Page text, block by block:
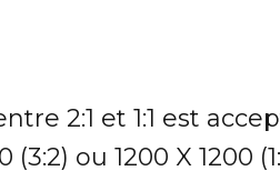
2:1 et 1:1 est
(3:2) ou 1200 X 1200